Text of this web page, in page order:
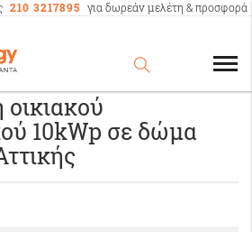
210 3217895 για δωρεάν μελέτη & προσφορά
10kWp σε δώμα